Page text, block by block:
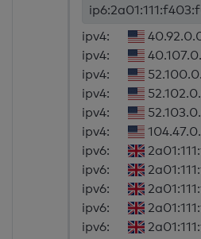
ipv4:
ipv4:
ipv4:
ipv4:
ipv4:
ipv4:
ipv6:
ipv6:
ipv6:
ipv6:
ipv6: